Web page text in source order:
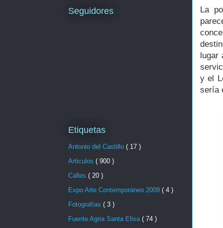
La
lugar
y el
sería
Seguidores
Etiquetas
Antonio del Castillo ( 17 )
Articulos ( 900 )
Calles ( 20 )
Expo Arte Contemporáneo 2009 ( 4 )
Fotografías ( 3 )
Fuente Agria Santa Elisa ( 74 )